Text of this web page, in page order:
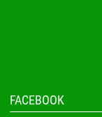
FACEBOOK